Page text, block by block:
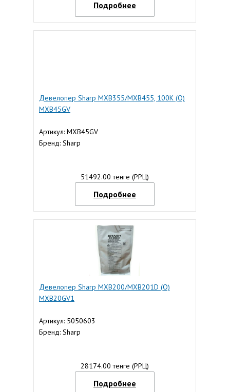
Подробнее
Девелопер Sharp MXB355/MXB455, 100К (О)
MXB45GV
Артикул: MXB45GV
Бренд: Sharp
51492.00 тенге (РРЦ)
Подробнее
Девелопер Sharp MXB200/MXB201D (O)
MXB20GV1
Артикул: 5050603
Бренд: Sharp
28174.00 тенге (РРЦ)
Подробнее